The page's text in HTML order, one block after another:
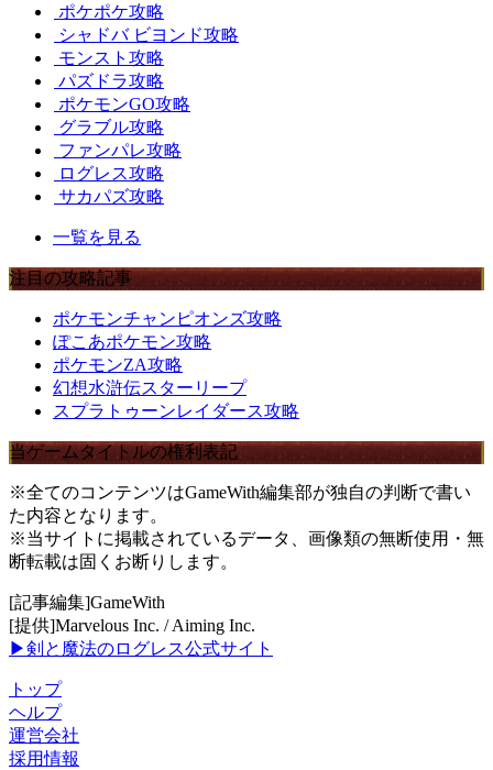
ポケポケ攻略
シャドバ ビヨンド攻略
モンスト攻略
パズドラ攻略
ポケモンGO攻略
グラブル攻略
ファンパレ攻略
ログレス攻略
サカパズ攻略
一覧を見る
注目の攻略記事
ポケモンチャンピオンズ攻略
ぽこあポケモン攻略
ポケモンZA攻略
幻想水滸伝スターリープ
スプラトゥーンレイダース攻略
当ゲームタイトルの権利表記
※全てのコンテンツはGameWith編集部が独自の判断で書い
た内容となります。
※当サイトに掲載されているデータ、画像類の無断使用・無
断転載は固くお断りします。
[記事編集]GameWith
[提供]Marvelous Inc. / Aiming Inc.
▶剣と魔法のログレス公式サイト
トップ
ヘルプ
運営会社
採用情報